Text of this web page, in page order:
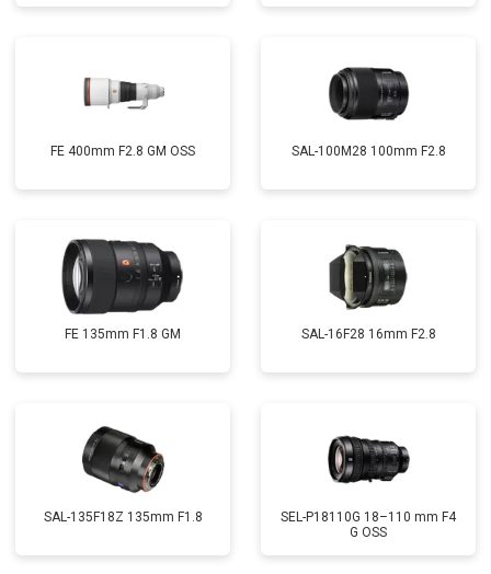
FE 400mm F2.8 GM OSS SAL-100M28 100mm F2.8
FE 135mm F1.8 GM SAL-16F28 16mm F2.8
SAL-135F18Z 135mm F1.8
SEL-P18110G 18–110 mm F4
G OSS